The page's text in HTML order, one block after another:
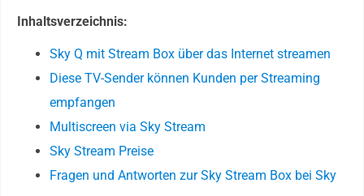
Inhaltsverzeichnis:
Sky Q mit Stream Box über das Internet streamen
Diese TV-Sender können Kunden per Streaming
empfangen
Multiscreen via Sky Stream
Sky Stream Preise
Fragen und Antworten zur Sky Stream Box bei Sky